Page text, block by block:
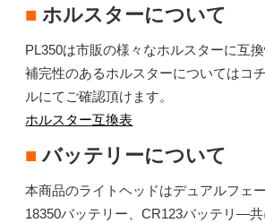
■ホルスターについて
PL350は市販の様々なホルスターに互換
補完性のあるホルスターについてはコ
ルにてご確認頂けます。
ホルスター互換表
■バッテリーについて
本商品のライトヘッドはデュアルフェ
18350バッテリー、CR123バッテリ―